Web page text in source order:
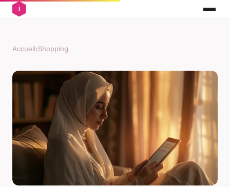
Accueil›Shopping